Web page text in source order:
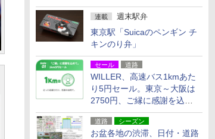
水ギアショーツは1990円に
連載 週末駅弁
東京駅「Suicaのペンギン チ
キンのり弁」
セール 道路
WILLER、高速バス1kmあた
り5円セール。東京～大阪は
2750円、ご縁に感謝を込め
た20周年記念キャンペーン
道路 シーズン
お盆各地の渋滞、日付・道路